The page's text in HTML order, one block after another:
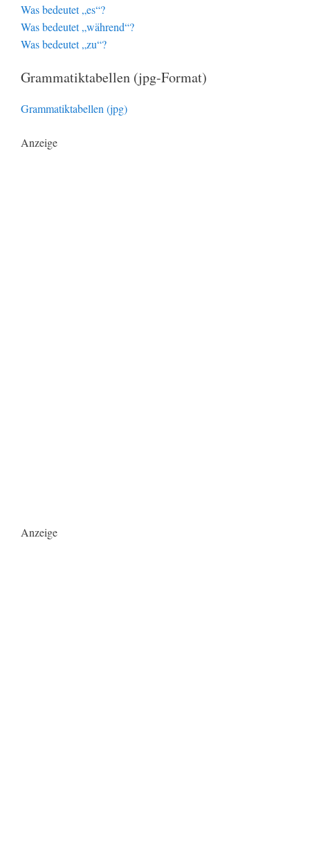
Was bedeutet „es“?
Was bedeutet „während“?
Was bedeutet „zu“?
Grammatiktabellen (jpg-Format)
Grammatiktabellen (jpg)
Anzeige
Anzeige